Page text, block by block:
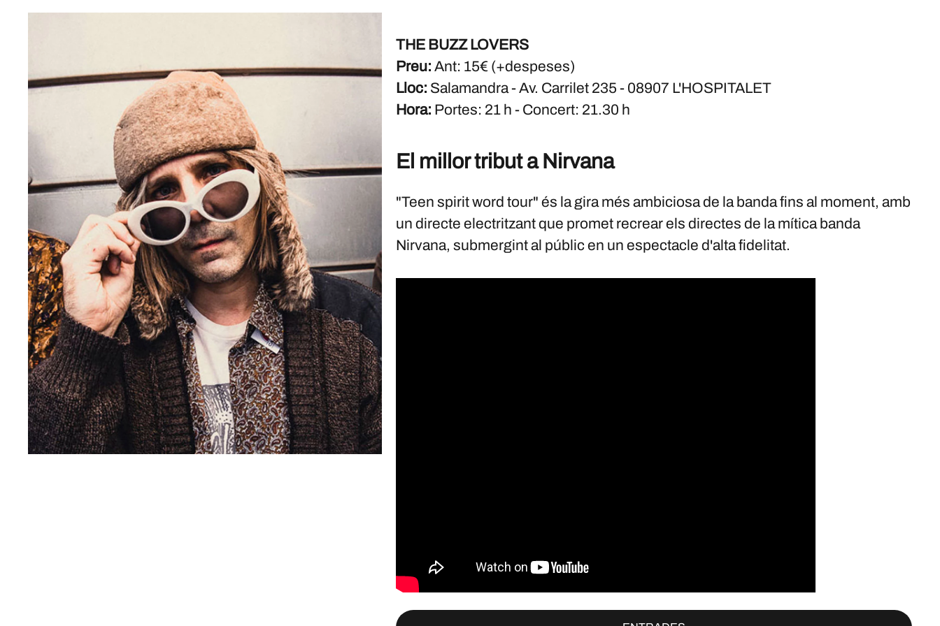
THE BUZZ LOVERS
Preu: Ant: 15€ (+despeses)
Lloc: Salamandra - Av. Carrilet 235 - 08907 L'HOSPITALET
Hora: Portes: 21 h - Concert: 21.30 h
El millor tribut a Nirvana
"Teen spirit word tour" és la gira més ambiciosa de la banda fins al moment, amb
un directe electritzant que promet recrear els directes de la mítica banda
Nirvana, submergint al públic en un espectacle d'alta fidelitat.